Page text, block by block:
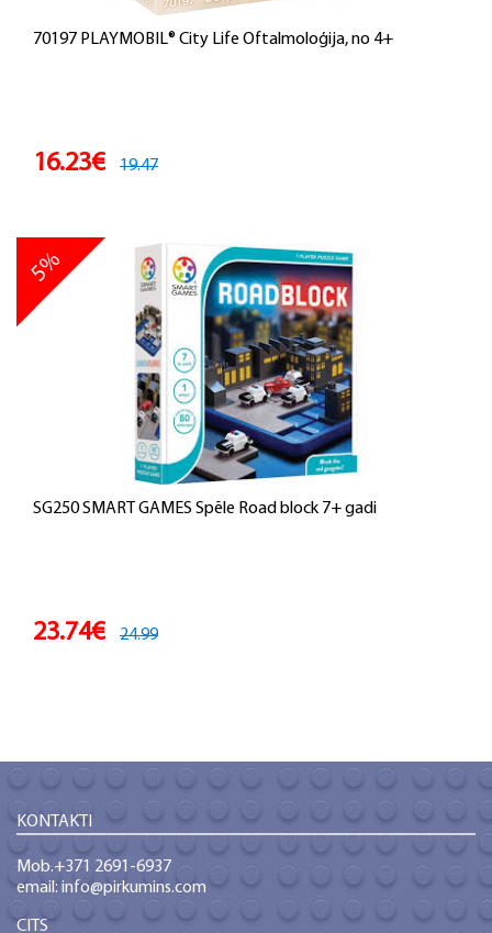
70197 PLAYMOBIL® City Life Oftalmoloģija, no 4+
16.23€ 19.47
SG250 SMART GAMES Spēle Road block 7+ gadi
5%
23.74€ 24.99
KONTAKTI
Mob.+371 2691-6937
email: info@pirkumins.com
CITS